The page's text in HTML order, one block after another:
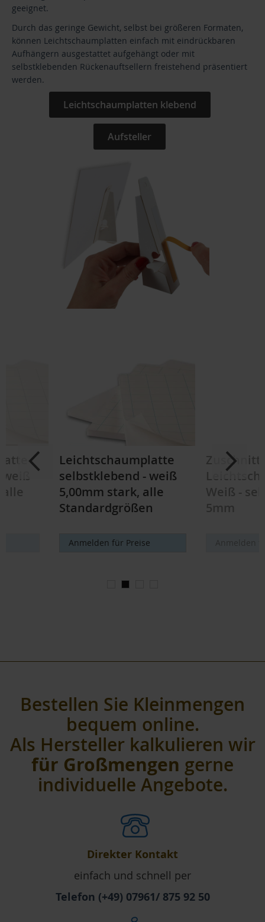
geeignet.
Durch das geringe Gewicht, selbst bei größeren Formaten,
können Leichtschaumplatten einfach mit eindrückbaren
Aufhängern ausgestattet aufgehängt oder mit
selbstklebenden Rückenauftsellern freistehend präsentiert
werden.
Leichtschaumplatten klebend
Aufsteller
Leichtschaumplatte
selbstklebend - weiß
5,00mm stark, alle
Standardgrößen
Anmelden für Preise
Zuschnitt
Weiß -
5mm
Anmelden
Bestellen Sie Kleinmengen
bequem online.
Als Hersteller kalkulieren wir
für Großmengen gerne
individuelle Angebote.
Direkter Kontakt
einfach und schnell per
Telefon (+49) 07961/ 875 92 50